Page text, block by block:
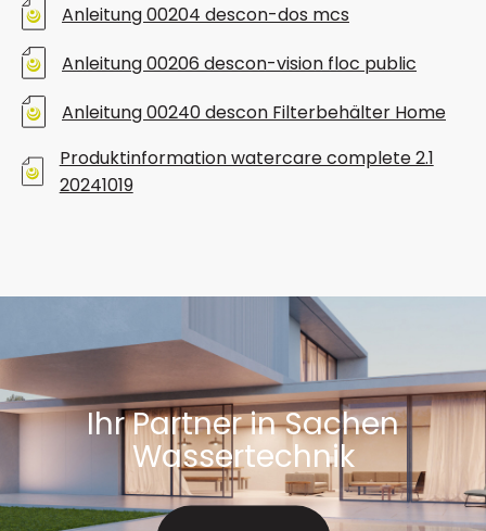
Anleitung 00204 descon-dos mcs
Anleitung 00206 descon-vision floc public
Anleitung 00240 descon Filterbehälter Home
Produktinformation watercare complete 2.1
20241019
Ihr Partner in Sachen
Wassertechnik